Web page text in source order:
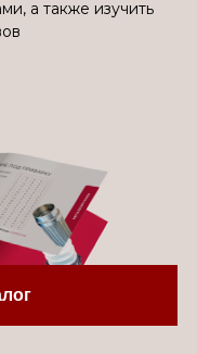
а также изучить